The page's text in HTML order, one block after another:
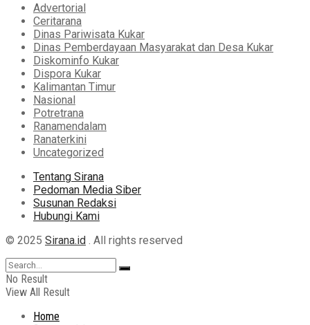
Advertorial
Ceritarana
Dinas Pariwisata Kukar
Dinas Pemberdayaan Masyarakat dan Desa Kukar
Diskominfo Kukar
Dispora Kukar
Kalimantan Timur
Nasional
Potretrana
Ranamendalam
Ranaterkini
Uncategorized
Tentang Sirana
Pedoman Media Siber
Susunan Redaksi
Hubungi Kami
© 2025 Sirana.id . All rights reserved
No Result
View All Result
Home